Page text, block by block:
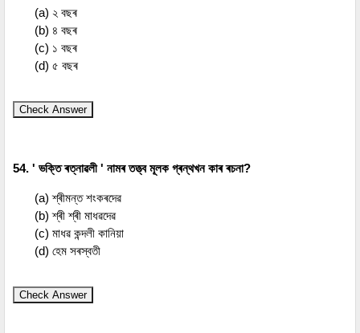
(a) ২ বছৰ
(b) ৪ বছৰ
(c) ১ বছৰ
(d) ৫ বছৰ
Check Answer
54. ' ভক্তি ৰত্নাৱলী ' নামৰ তত্ত্ব মূলক গ্ৰন্থখন কাৰ ৰচনা?
(a) শ্ৰীমন্ত শংকৰদেৱ
(b) শ্ৰী শ্ৰী মাধৱদেৱ
(c) মাধৱ কন্দলী কানিয়া
(d) হেম সৰস্বতী
Check Answer